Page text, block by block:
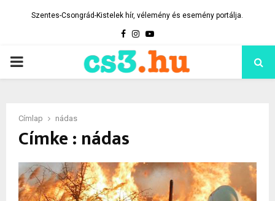
Szentes-Csongrád-Kistelek hír, vélemény és esemény portálja.
Facebook
Instagram
Youtube
PRIMARY
Címlap nádas
Címke : nádas